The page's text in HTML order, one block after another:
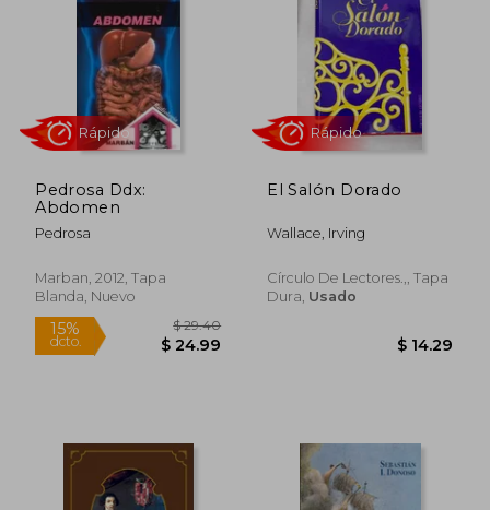
$ 25.99
Rápido Rápido
Pedrosa Ddx:
Abdomen
Pedrosa
Marban, 2012, Tapa
Blanda, Nuevo
El Salón Dorado
Wallace, Irving
Círculo De Lectores.,, Tapa
Dura, Usado